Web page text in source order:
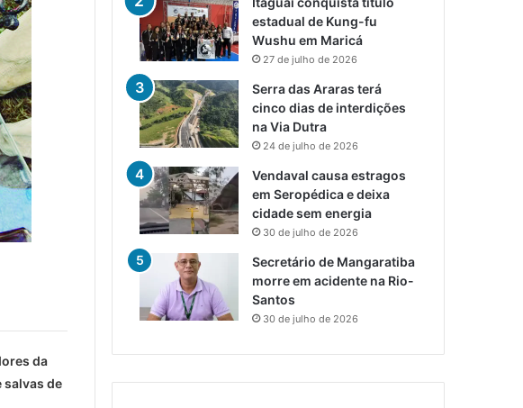
da
salvas de
estadual de Kung-fu
Wushu em Maricá
27 de julho de 2026
Serra das Araras terá
cinco dias de interdições
na Via Dutra
24 de julho de 2026
Vendaval causa estragos
em Seropédica e deixa
cidade sem energia
30 de julho de 2026
Secretário de Mangaratiba
morre em acidente na Rio-
Santos
30 de julho de 2026